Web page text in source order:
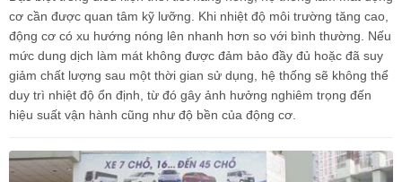
cơ cần được quan tâm kỹ lưỡng. Khi nhiệt độ môi trường tăng cao,
động cơ có xu hướng nóng lên nhanh hơn so với bình thường. Nếu
mức dung dịch làm mát không được đảm bảo đầy đủ hoặc đã suy
giảm chất lượng sau một thời gian sử dụng, hệ thống sẽ không thể
duy trì nhiệt độ ổn định, từ đó gây ảnh hưởng nghiêm trọng đến
hiệu suất vận hành cũng như độ bền của động cơ.